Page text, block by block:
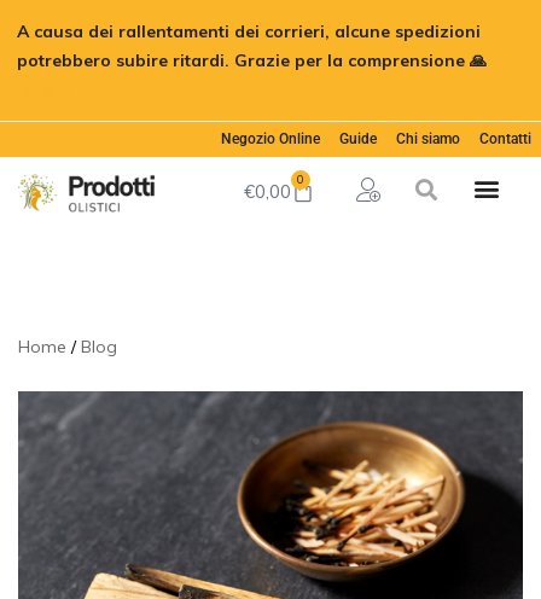
A causa dei rallentamenti dei corrieri, alcune spedizioni
potrebbero subire ritardi. Grazie per la comprensione 🙏
Negozio Online Guide Chi siamo Contatti
€0,00 0
Home Blog